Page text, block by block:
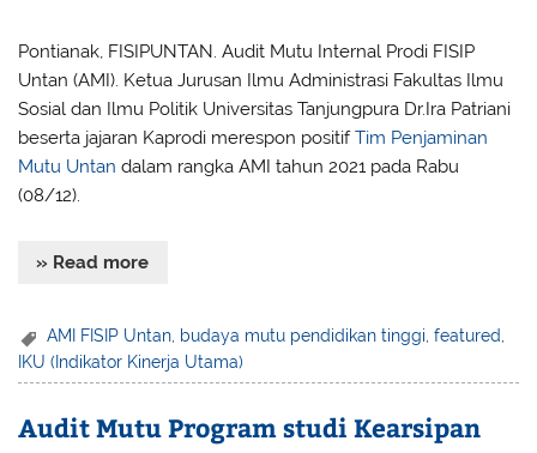
Pontianak, FISIPUNTAN. Audit Mutu Internal Prodi FISIP
Untan (AMI). Ketua Jurusan Ilmu Administrasi Fakultas Ilmu
Sosial dan Ilmu Politik Universitas Tanjungpura Dr.Ira Patriani
beserta jajaran Kaprodi merespon positifTim Penjaminan
Mutu Untan dalam rangka AMI tahun 2021 pada Rabu
(08/12).
» Read more
AMI FISIP Untan budaya mutu pendidikan tinggi ,featured
IKU (Indikator Kinerja Utama)
Audit Mutu Program studi Kearsipan